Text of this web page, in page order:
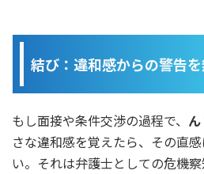
結び：違和感からの警告
もし面接や条件交渉の過程で、
さな違和感を覚えたら、その直
い。それは弁護士としての危機察